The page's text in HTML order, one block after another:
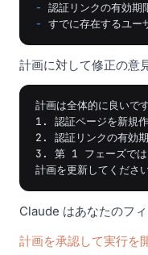
-
-
計画に対して修正の意
計画は全体的に良いで
1. 認証ページを新規
2. 認証リンクの有効
3. 第 1 フェーズで
Claude はあなたのフ
計画を承認して実行を